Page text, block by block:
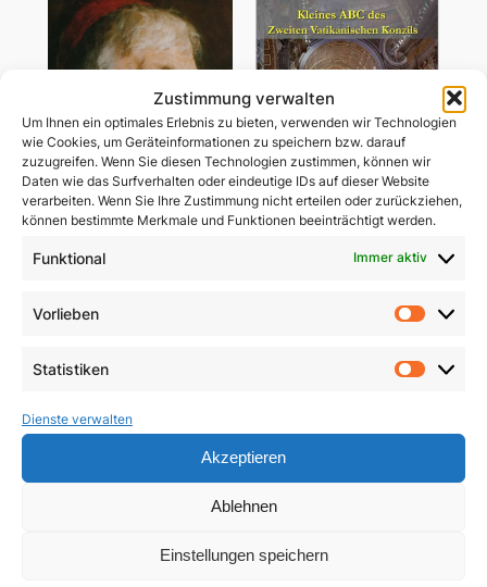
Zustimmung verwalten
Um Ihnen ein optimales Erlebnis zu bieten, verwenden wir Technologien
wie Cookies, um Geräteinformationen zu speichern bzw. darauf
zuzugreifen. Wenn Sie diesen Technologien zustimmen, können wir
Daten wie das Surfverhalten oder eindeutige IDs auf dieser Website
verarbeiten. Wenn Sie Ihre Zustimmung nicht erteilen oder zurückziehen,
können bestimmte Merkmale und Funktionen beeinträchtigt werden.
Funktional Immer aktiv
Vorlieben
Statistiken
Dienste verwalten
Akzeptieren
Ablehnen
Einstellungen speichern
John Henry Newman
Zweiten Vatikanischen